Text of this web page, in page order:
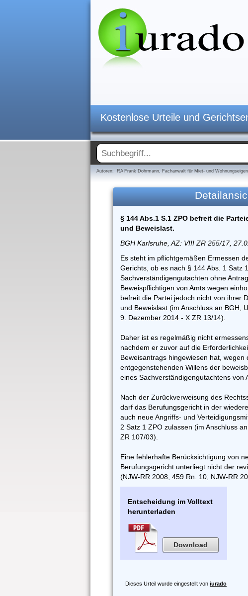
Kostenlose Urteile und
Autoren: RA Frank Dohrmann, Fachanwalt für Miet- und
§ 144 Abs.1 S.1 ZPO befreit die
und Beweislast.
BGH Karlsruhe, AZ: VIII ZR 255/17,
Es steht im pflichtgemäßen Ermessen
Gerichts, ob es nach § 144 Abs. 1 Satz
Sachverständigengutachten ohne
Beweispflichtigen von Amts wegen
befreit die Partei jedoch nicht von ihrer
und Beweislast (im Anschluss an BGH,
9. Dezember 2014 - X ZR 13/14).
Daher ist es regelmäßig nicht
nachdem er zuvor auf die
Beweisantrags hingewiesen hat,
entgegenstehenden Willens der
eines Sachverständigengutachtens von
Nach der Zurückverweisung des
darf das Berufungsgericht in der
auch neue Angriffs- und
2 Satz 1 ZPO zulassen (im Anschluss
ZR 107/03).
Eine fehlerhafte Berücksichtigung von
Berufungsgericht unterliegt nicht der
(NJW-RR 2008, 459 Rn. 10; NJW-RR
Entscheidung im Volltext
herunterladen
Download
Dieses Urteil wurde eingestellt von iurado